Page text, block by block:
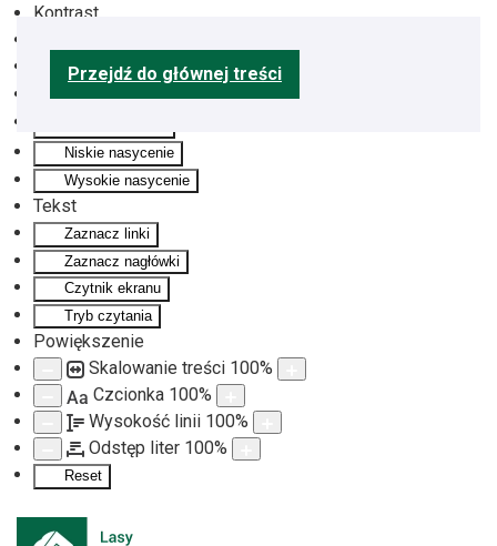
Kontrast
Monochromatyczny
Niskie nasycenie
Wysokie nasycenie
Tekst
Zaznacz linki
Zaznacz nagłówki
Czytnik ekranu
Tryb czytania
Powiększenie
Skalowanie treści 100%
Aa Czcionka 100%
Wysokość linii 100%
Odstęp liter 100%
Reset
Przejdź do głównej treści